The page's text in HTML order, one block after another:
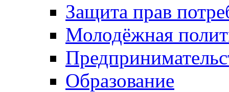
Защита прав
Молодёжная
Образование